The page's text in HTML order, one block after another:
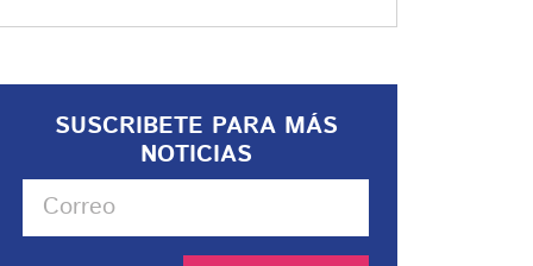
SUSCRIBETE PARA MÁS
NOTICIAS